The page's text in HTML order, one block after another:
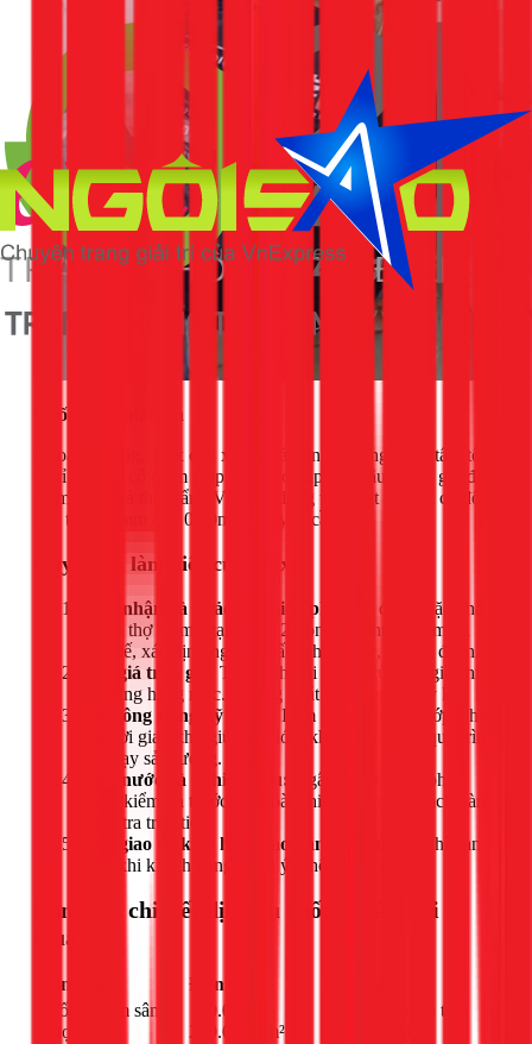
Chống dột mái tôn
Ngoài bê tông, 1Fix còn xử lý mái tôn hư hỏng: thay tấm tôn
cũ rỉ sét, gia cố điểm giáp mí bị hở, lắp quả cầu thông gió để
giảm nhiệt và thoát ẩm. Vật liệu dùng tôn Việt – Nhật có độ
dày từ 0,40mm đến 0,50mm tùy yêu cầu.
Quy trình làm việc của 1Fix
Tiếp nhận và khảo sát miễn phí:
Gọi điện hoặc nhắn
tin — thợ có mặt tại Quận 2 trong 30 phút. Kiểm tra
thực tế, xác định nguồn thấm chính xác, không đoán.
Báo giá trọn gói:
Trước khi thi công, gửi báo giá chi
tiết từng hạng mục. Không phát sinh sau khi ký kết.
Thi công đúng kỹ thuật:
Làm cẩn thận từng lớp, chờ
đủ thời gian khô giữa các lớp, không rút ngắn quy trình
để chạy sản lượng.
Thử nước và nghiệm thu:
Ngâm nước hoặc phun
nước kiểm tra trước khi hoàn thiện bề mặt. Khách hàng
kiểm tra trực tiếp.
Bàn giao và kích hoạt bảo hành 12 tháng:
Chỉ bàn
giao khi khách hàng đồng ý, không hối thúc.
Bảng giá chi tiết dịch vụ chống thấm tại
Quận 2
Hạng mục Đơn giá
Chống thấm sân
thượng
120.000 -
250.000đ/m²
Tùy vật liệu và tình